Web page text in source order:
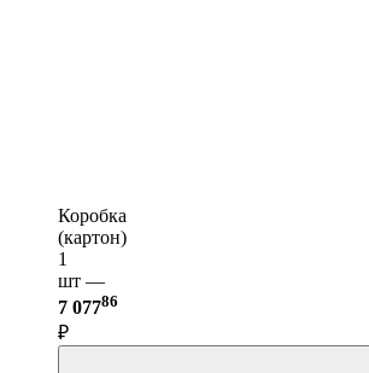
Коробка
(картон)
1
шт —
7 07786
₽